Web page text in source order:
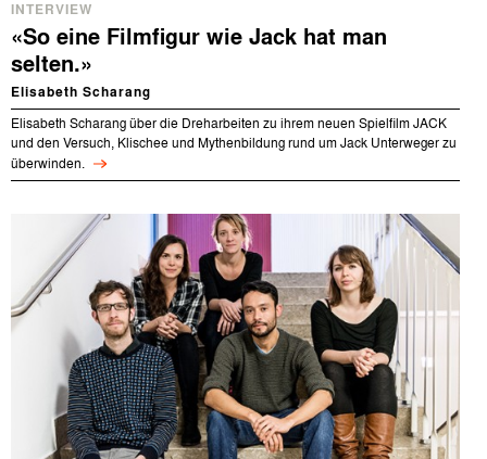
INTERVIEW
«So eine Filmfigur wie Jack hat man
selten.»
Elisabeth Scharang
Elisabeth Scharang über die Dreharbeiten zu ihrem neuen Spielfilm JACK
und den Versuch, Klischee und Mythenbildung rund um Jack Unterweger zu
überwinden.